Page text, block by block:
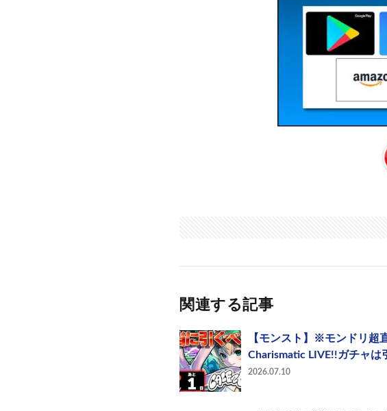
関連する記事
【モンスト】※モンドリ超
Charismatic LIVE!!ガチャは
2026.07.10